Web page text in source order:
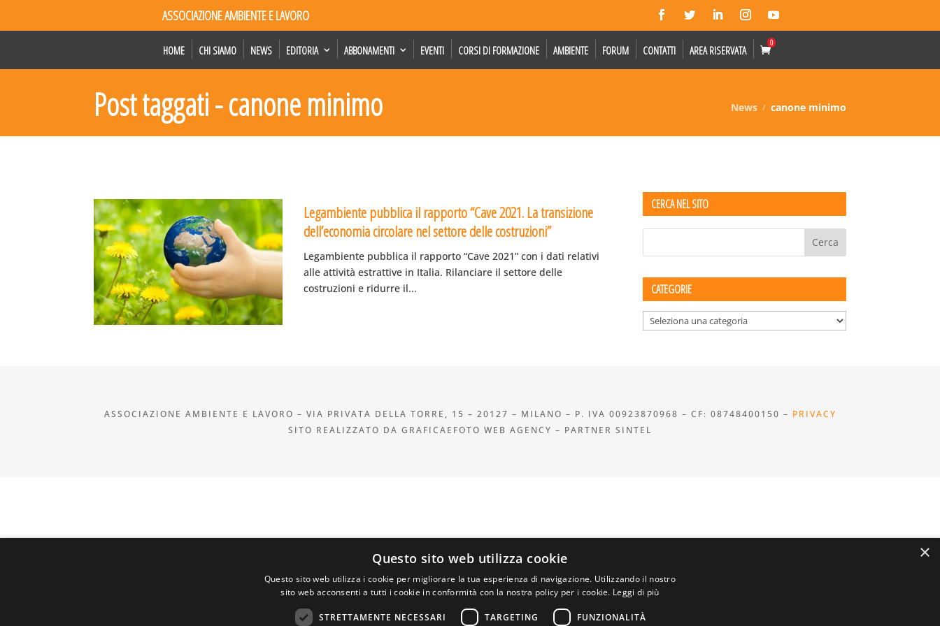
ASSOCIAZIONE AMBIENTE E LAVORO
HOME CHI SIAMO NEWS EDITORIA ABBONAMENTI EVENTI CORSI DI FORMAZIONE AMBIENTE FORUM CONTATTI AREA RISERVATA
0
Post taggati - canone minimo News canone minimo
Legambiente pubblica il rapporto “Cave 2021. La transizione
dell’economia circolare nel settore delle costruzioni”
Legambiente pubblica il rapporto “Cave 2021” con i dati relativi
alle attività estrattive in Italia. Rilanciare il settore delle
costruzioni e ridurre il...
CERCA NEL SITO
CATEGORIE
Categorie
ASSOCIAZIONE AMBIENTE E LAVORO – VIA PRIVATA DELLA TORRE, 15 – 20127 – MILANO – P. IVA 00923870968 – CF: 08748400150 – PRIVACY
SITO REALIZZATO DA GRAFICAEFOTO WEB AGENCY – PARTNER SINTEL
×
Questo sito web utilizza cookie
Questo sito web utilizza i cookie per migliorare la tua esperienza di navigazione. Utilizzando il nostro
sito web acconsenti a tutti i cookie in conformità con la nostra policy per i cookie. Leggi di più
STRETTAMENTE NECESSARI TARGETING FUNZIONALITÀ